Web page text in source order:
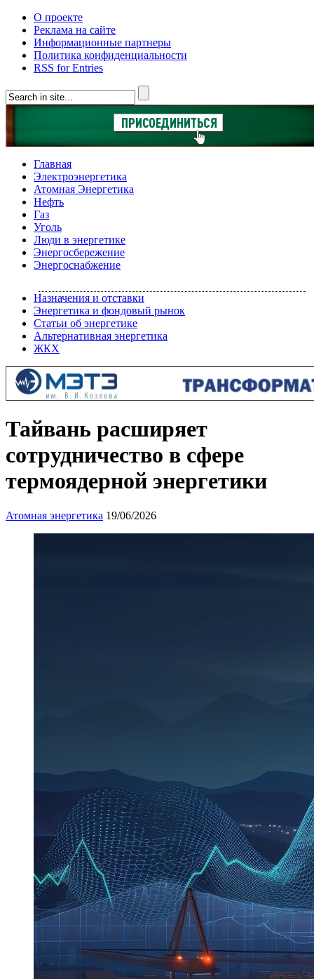
О проекте
Реклама на сайте
Информационные партнеры
Политика конфиденциальности
RSS for Entries
Главная
Электроэнергетика
Атомная Энергетика
Нефть
Газ
Уголь
Люди в энергетике
Энергосбережение
Энергоснабжение
Назначения и отставки
Энергетика и фондовый рынок
Статьи об энергетике
Альтернативная энергетика
ЖКХ
Тайвань расширяет
сотрудничество в сфере
термоядерной энергетики
Атомная энергетика 19/06/2026